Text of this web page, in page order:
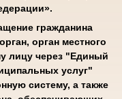
гражданина
орган местного
лицу через "Единый
услуг"
систему, а также